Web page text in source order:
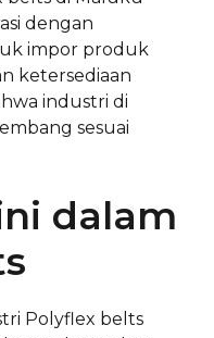
dengan
impor produk
ketersediaan
industri di
sesuai
dalam
Polyflex belts